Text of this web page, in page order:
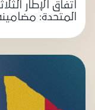
اتفاق الإطار
المتحدة: